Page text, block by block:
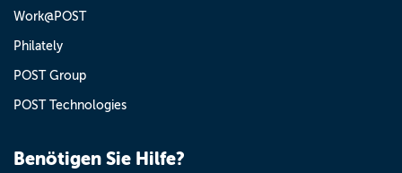
Work@POST
Philately
POST Group
POST Technologies
Benötigen Sie Hilfe?